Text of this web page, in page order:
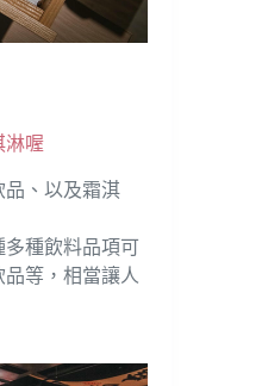
淋喔
品、以及霜淇
多種飲料品項可
等，相當讓人